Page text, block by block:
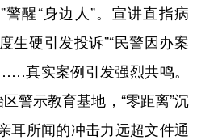
警醒“身边人”。宣讲直指病
生硬引发投诉”“民警因办案
真实案例引发强烈共鸣。
警示教育基地，“零距离”沉
耳所闻的冲击力远超文件通